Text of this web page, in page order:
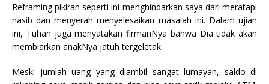
Reframing pikiran seperti ini menghindarkan saya dari meratapi
nasib dan menyerah menyelesaikan masalah ini. Dalam ujian
ini, Tuhan juga menyatakan firmanNya bahwa Dia tidak akan
membiarkan anakNya jatuh tergeletak.
Meski jumlah uang yang diambil sangat lumayan, saldo di